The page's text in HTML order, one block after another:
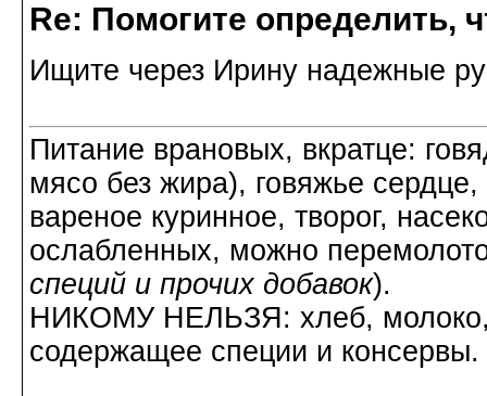
Re: Помогите определить,
Ищите через Ирину надежные
Питание врановых, вкратце:
мясо без жира), говяжье
вареное куринное, творог,
ослабленных, можно
специй и прочих добавок).
НИКОМУ НЕЛЬЗЯ: хлеб, молоко,
содержащее специи и консервы.